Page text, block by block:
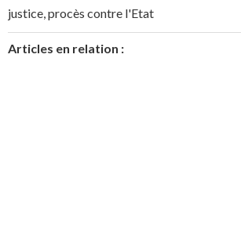
justice,procès contre l'Etat
Articles en relation :